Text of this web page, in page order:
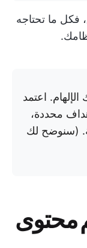
فكل ما تحتاجه
الإلهام. اعتمد
محددة،
(سنوضح لك
محتوى